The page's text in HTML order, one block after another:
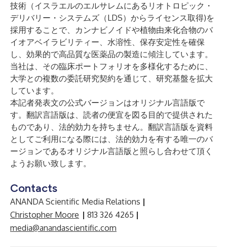
技術（イスラエルのエルサレムにある リオトロピック・
デリバリー・システムズ（LDS） からライセンス取得)を
採用することで、カンナビノイドや植物由来化合物のバ
イオアベイラビリティー、水溶性、保存安定性を確保
し、効果的で高品質な医薬品の製造に傾注しています。
当社は、その臨床ポートフォリオを多様化するために、
大学との複数の委託研究契約を通じて、研究基盤を拡大
しています。
本記者発表文の公式バージョンはオリジナル言語版で
す。翻訳言語版は、読者の便宜を図る目的で提供された
ものであり、法的効力を持ちません。翻訳言語版を資料
としてご利用になる際には、法的効力を有する唯一のバ
ージョンであるオリジナル言語版と照らし合わせて頂く
ようお願い致します。
Contacts
ANANDA Scientific Media Relations |
Christopher Moore | 813 326 4265 |
media@anandascientific.com